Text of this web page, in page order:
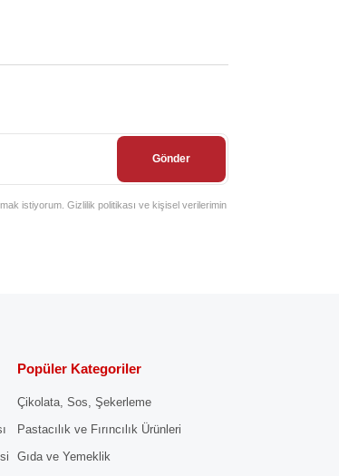
Gönder
istiyorum. Gizlilik politikası ve kişisel verilerimin
Popüler Kategoriler
Çikolata, Sos, Şekerleme
Pastacılık ve Fırıncılık Ürünleri
Gıda ve Yemeklik